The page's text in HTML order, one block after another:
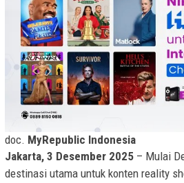
doc. MyRepublic Indonesia
Jakarta, 3 Desember 2025 – Mulai
destinasi utama untuk konten reality